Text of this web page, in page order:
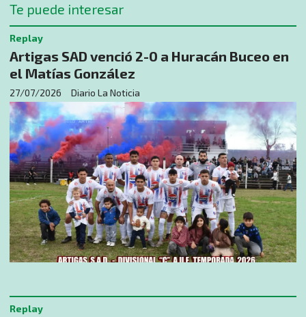
Te puede interesar
Artigas SAD venció 2-0 a Huracán Buceo en
el Matías González
Diario La Noticia
Replay
27/07/2026
Replay